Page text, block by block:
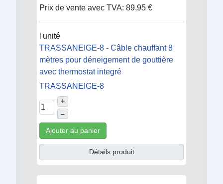
Prix de vente avec TVA: 89,95 €
l'unité
TRASSANEIGE-8 - Câble chauffant 8
mètres pour déneigement de gouttière
avec thermostat integré
TRASSANEIGE-8
+
–
Ajouter au panier
Détails produit